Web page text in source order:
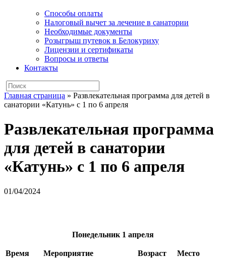
Способы оплаты
Налоговый вычет за лечение в санатории
Необходимые документы
Розыгрыш путевок в Белокуриху
Лицензии и сертификаты
Вопросы и ответы
Контакты
Главная страница » Развлекательная программа для детей в
санатории «Катунь» с 1 по 6 апреля
Развлекательная программа
для детей в санатории
«Катунь» с 1 по 6 апреля
01/04/2024
Понедельник 1 апреля
Время Мероприятие Возраст
Место